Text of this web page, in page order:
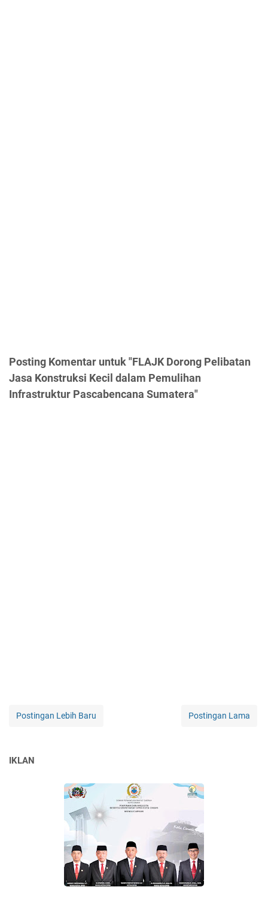
Posting Komentar untuk "FLAJK Dorong Pelibatan
Jasa Konstruksi Kecil dalam Pemulihan
Infrastruktur Pascabencana Sumatera"
Postingan Lebih Baru Postingan Lama
IKLAN